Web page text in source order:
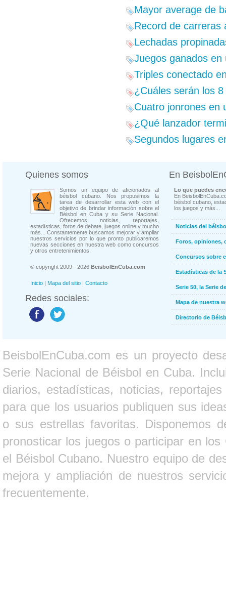
Mayor average de
Record de carreras
Lechadas
Juegos ganados en
Triples conectado
¿Cuáles serán los
Cuatro jonrones en
¿Qué lanzador
Segundos lugares
Quienes somos
Somos un equipo de aficionados al
béisbol cubano. Nos propusimos la
tarea de desarrollar esta web con el
objetivo de brindar información sobre el
Béisbol en Cuba y su Serie Nacional.
Ofrecemos noticias, reportajes,
estadísticas, foros de debate, juegos online y mucho
más... Constantemente buscamos mejorar y ampliar
nuestros servicios por lo que pronto publicaremos
nuevas secciones en nuestra web como concursos
y otros entretenimientos.
© copyright 2009 - 2026 BeisbolEnCuba.com
Inicio | Mapa del sitio | Contacto
Redes sociales:
En
Lo que puedes
En
béisbol cubano,
los juegos y más...
Noticias del
Foros, opiniones,
Concursos sobre
Estadísticas de la
Serie 50, la Serie
Mapa de nuestra
Directorio de
BeisbolEnCuba.com es un proyecto
Serie Nacional de Béisbol en Cuba.
diarios, estadísticas, noticias,
para que los usuarios publiquen sus
o sus estrellas favoritas. Disponemos
pronosticar los juegos o participar en
el Béisbol Cubano. Nuestro equipo de
mejora y ampliación de nuestros
frecuentemente.